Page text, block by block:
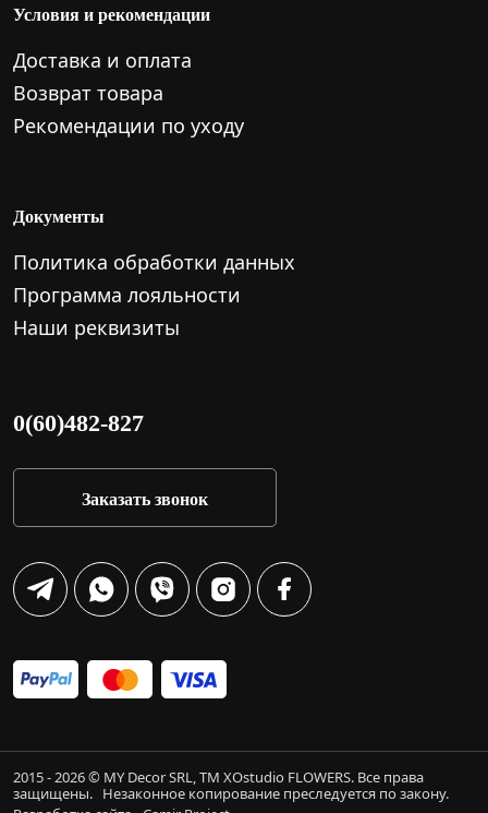
Условия и рекомендации
Доставка и оплата
Возврат товара
Рекомендации по уходу
Документы
Политика обработки данных
Программа лояльности
Наши реквизиты
0(60)482-827
Заказать звонок
2015 - 2026 © MY Decor SRL, TM XOstudio FLOWERS. Все права
защищены. Незаконное копирование преследуется по закону.